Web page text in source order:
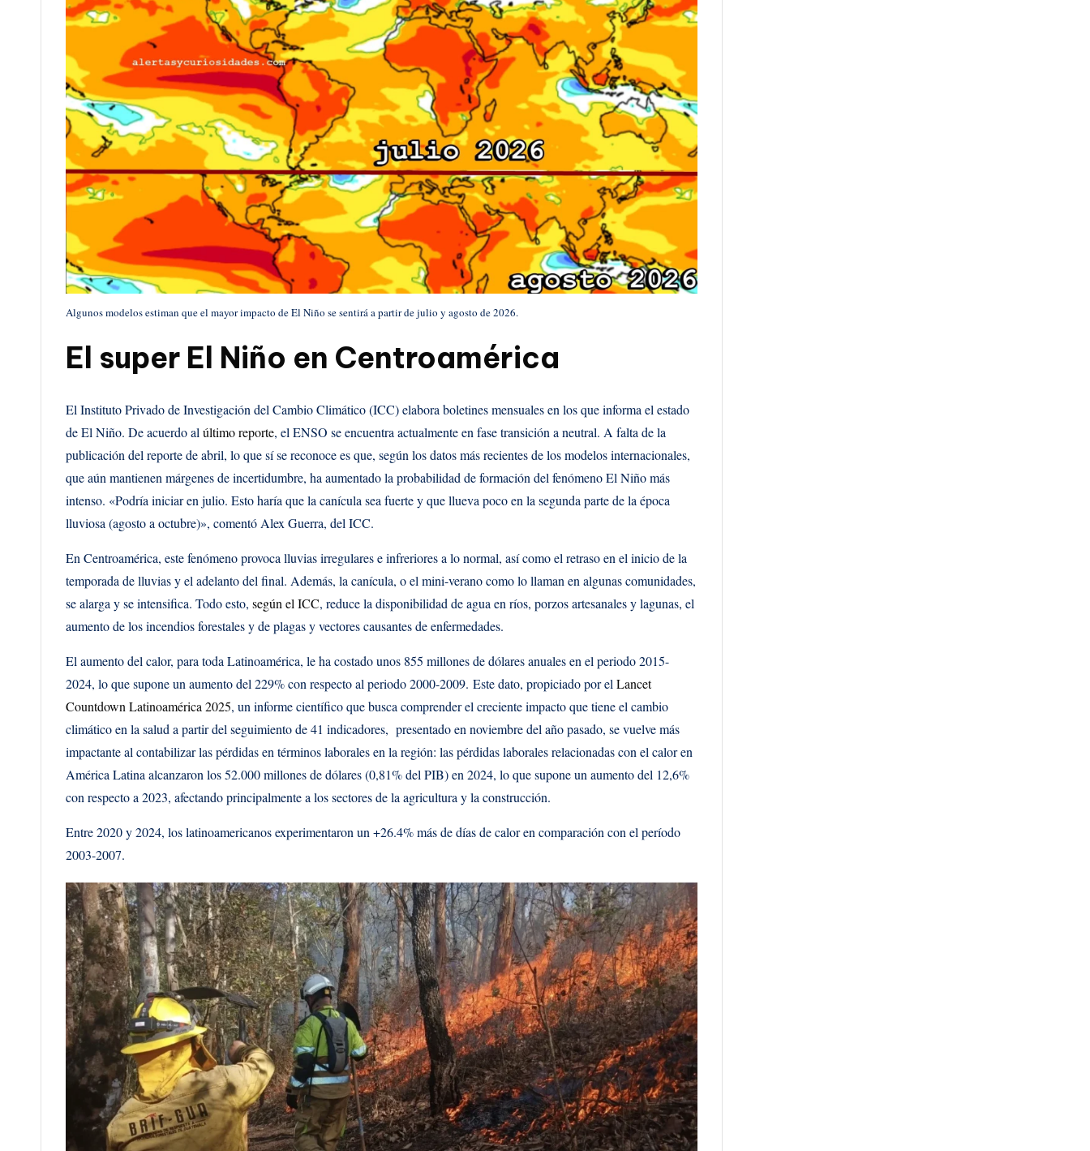
Algunos modelos estiman que el mayor impacto de El Niño se sentirá a partir de julio y agosto de 2026.
El super El Niño en Centroamérica
El Instituto Privado de Investigación del Cambio Climático (ICC) elabora boletines mensuales en los que informa el estado
de El Niño. De acuerdo al último reporte, el ENSO se encuentra actualmente en fase transición a neutral. A falta de la
publicación del reporte de abril, lo que sí se reconoce es que, según los datos más recientes de los modelos internacionales,
que aún mantienen márgenes de incertidumbre, ha aumentado la probabilidad de formación del fenómeno El Niño más
intenso. «Podría iniciar en julio. Esto haría que la canícula sea fuerte y que llueva poco en la segunda parte de la época
lluviosa (agosto a octubre)», comentó Alex Guerra, del ICC.
En Centroamérica, este fenómeno provoca lluvias irregulares e infreriores a lo normal, así como el retraso en el inicio de la
temporada de lluvias y el adelanto del final. Además, la canícula, o el mini-verano como lo llaman en algunas comunidades,
se alarga y se intensifica. Todo esto, según el ICC, reduce la disponibilidad de agua en ríos, porzos artesanales y lagunas, el
aumento de los incendios forestales y de plagas y vectores causantes de enfermedades.
El aumento del calor, para toda Latinoamérica, le ha costado unos 855 millones de dólares anuales en el periodo 2015-
2024, lo que supone un aumento del 229% con respecto al periodo 2000-2009. Este dato, propiciado por el Lancet
Countdown Latinoamérica 2025, un informe científico que busca comprender el creciente impacto que tiene el cambio
climático en la salud a partir del seguimiento de 41 indicadores, presentado en noviembre del año pasado, se vuelve más
impactante al contabilizar las pérdidas en términos laborales en la región: las pérdidas laborales relacionadas con el calor en
América Latina alcanzaron los 52.000 millones de dólares (0,81% del PIB) en 2024, lo que supone un aumento del 12,6%
con respecto a 2023, afectando principalmente a los sectores de la agricultura y la construcción.
Entre 2020 y 2024, los latinoamericanos experimentaron un +26.4% más de días de calor en comparación con el período
2003-2007.